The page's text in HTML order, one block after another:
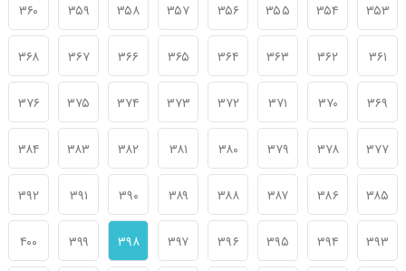
۳۵۳ ۳۵۴ ۳۵۵ ۳۵۶ ۳۵۷ ۳۵۸ ۳۵۹ ۳۶۰
۳۶۱ ۳۶۲ ۳۶۳ ۳۶۴ ۳۶۵ ۳۶۶ ۳۶۷ ۳۶۸
۳۶۹ ۳۷۰ ۳۷۱ ۳۷۲ ۳۷۳ ۳۷۴ ۳۷۵ ۳۷۶
۳۷۷ ۳۷۸ ۳۷۹ ۳۸۰ ۳۸۱ ۳۸۲ ۳۸۳ ۳۸۴
۳۸۵ ۳۸۶ ۳۸۷ ۳۸۸ ۳۸۹ ۳۹۰ ۳۹۱ ۳۹۲
۳۹۳ ۳۹۴ ۳۹۵ ۳۹۶ ۳۹۷ ۳۹۸ ۳۹۹ ۴۰۰